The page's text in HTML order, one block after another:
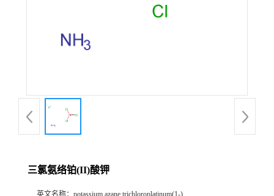
三氯氨络铂(II)酸钾